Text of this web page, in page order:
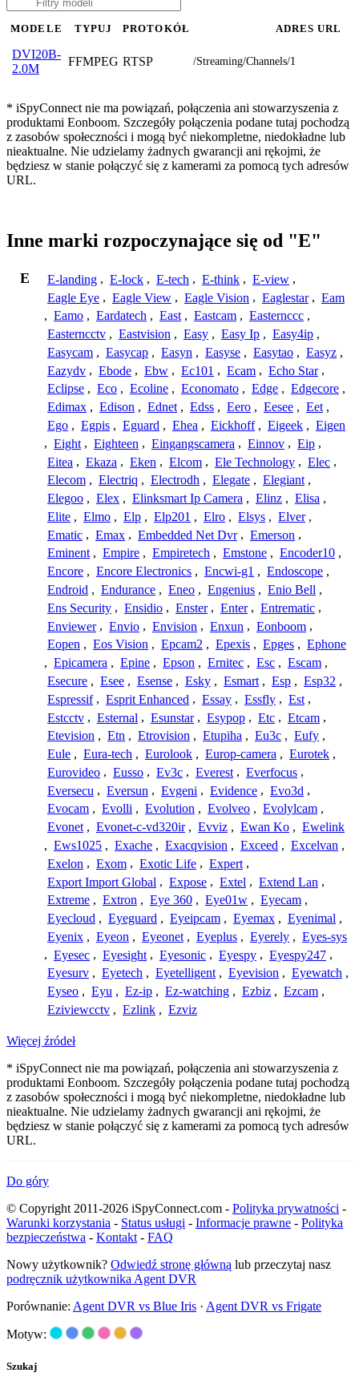
MODELE TYPUJ PROTOKÓŁ ADRES URL
DVI20B-
2.0M
FFMPEG RTSP /Streaming/Channels/1
* iSpyConnect nie ma powiązań, połączenia ani stowarzyszenia z
produktami Eonboom. Szczegóły połączenia podane tutaj pochodzą
z zasobów społeczności i mogą być niekompletne, niedokładne lub
nieaktualne. Nie udzielamy żadnych gwarancji ani rękojmi, że
będziesz w stanie połączyć się z kamerami za pomocą tych adresów
URL.
Inne marki rozpoczynające się od "E"
E E-landing , E-lock , E-tech , E-think , E-view ,
Eagle Eye , Eagle View , Eagle Vision , Eaglestar , Eam
, Eamo , Eardatech , East , Eastcam , Easternccc ,
Easterncctv , Eastvision , Easy , Easy Ip , Easy4ip ,
Easycam , Easycap , Easyn , Easyse , Easytao , Easyz ,
Eazydv , Ebode , Ebw , Ec101 , Ecam , Echo Star ,
Eclipse , Eco , Ecoline , Economato , Edge , Edgecore ,
Edimax , Edison , Ednet , Edss , Eero , Eesee , Eet ,
Ego , Egpis , Eguard , Ehea , Eickhoff , Eigeek , Eigen
, Eight , Eighteen , Eingangscamera , Einnov , Eip ,
Eitea , Ekaza , Eken , Elcom , Ele Technology , Elec ,
Elecom , Electriq , Electrodh , Elegate , Elegiant ,
Elegoo , Elex , Elinksmart Ip Camera , Elinz , Elisa ,
Elite , Elmo , Elp , Elp201 , Elro , Elsys , Elver ,
Ematic , Emax , Embedded Net Dvr , Emerson ,
Eminent , Empire , Empiretech , Emstone , Encoder10 ,
Encore , Encore Electronics , Encwi-g1 , Endoscope ,
Endroid , Endurance , Eneo , Engenius , Enio Bell ,
Ens Security , Ensidio , Enster , Enter , Entrematic ,
Enviewer , Envio , Envision , Enxun , Eonboom ,
Eopen , Eos Vision , Epcam2 , Epexis , Epges , Ephone
, Epicamera , Epine , Epson , Ernitec , Esc , Escam ,
Esecure , Esee , Esense , Esky , Esmart , Esp , Esp32 ,
Espressif , Esprit Enhanced , Essay , Essfly , Est ,
Estcctv , Esternal , Esunstar , Esypop , Etc , Etcam ,
Etevision , Etn , Etrovision , Etupiha , Eu3c , Eufy ,
Eule , Eura-tech , Eurolook , Europ-camera , Eurotek ,
Eurovideo , Eusso , Ev3c , Everest , Everfocus ,
Eversecu , Eversun , Evgeni , Evidence , Evo3d ,
Evocam , Evolli , Evolution , Evolveo , Evolylcam ,
Evonet , Evonet-c-vd320ir , Evviz , Ewan Ko , Ewelink
, Ews1025 , Exache , Exacqvision , Exceed , Excelvan ,
Exelon , Exom , Exotic Life , Expert ,
Export Import Global , Expose , Extel , Extend Lan ,
Extreme , Extron , Eye 360 , Eye01w , Eyecam ,
Eyecloud , Eyeguard , Eyeipcam , Eyemax , Eyenimal ,
Eyenix , Eyeon , Eyeonet , Eyeplus , Eyerely , Eyes-sys
, Eyesec , Eyesight , Eyesonic , Eyespy , Eyespy247 ,
Eyesurv , Eyetech , Eyetelligent , Eyevision , Eyewatch ,
Eyseo , Eyu , Ez-ip , Ez-watching , Ezbiz , Ezcam ,
Eziviewcctv , Ezlink , Ezviz
Więcej źródeł
* iSpyConnect nie ma powiązań, połączenia ani stowarzyszenia z
produktami Eonboom. Szczegóły połączenia podane tutaj pochodzą
z zasobów społeczności i mogą być niekompletne, niedokładne lub
nieaktualne. Nie udzielamy żadnych gwarancji ani rękojmi, że
będziesz w stanie połączyć się z kamerami za pomocą tych adresów
URL.
Do góry
© Copyright 2011-2026 iSpyConnect.com - Polityka prywatności -
Warunki korzystania - Status usługi - Informacje prawne - Polityka
bezpieczeństwa - Kontakt - FAQ
Nowy użytkownik? Odwiedź stronę główną lub przeczytaj nasz
podręcznik użytkownika Agent DVR
Porównanie: Agent DVR vs Blue Iris · Agent DVR vs Frigate
Motyw:
Szukaj